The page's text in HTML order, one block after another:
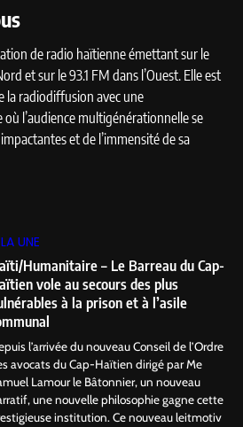
de radio haïtienne émettant sur le
et sur le 93.1 FM dans l’Ouest. Elle est
la radiodiffusion avec une
l’audience multigénérationnelle se
et de l’immensité de sa
UNE
Humanitaire – Le Barreau du Cap-
vole au secours des plus
à la prison et à l’asile
l’arrivée du nouveau Conseil de l’Ordre
avocats du Cap-Haïtien dirigé par Me
Lamour le Bâtonnier, un nouveau
une nouvelle philosophie gagne cette
institution. Ce nouveau leitmotiv